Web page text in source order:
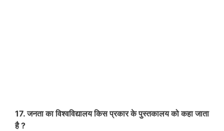
17. जनता का विश्वविद्यालय किस प्रकार के पुस्तकालय को कहा जाता
है ?